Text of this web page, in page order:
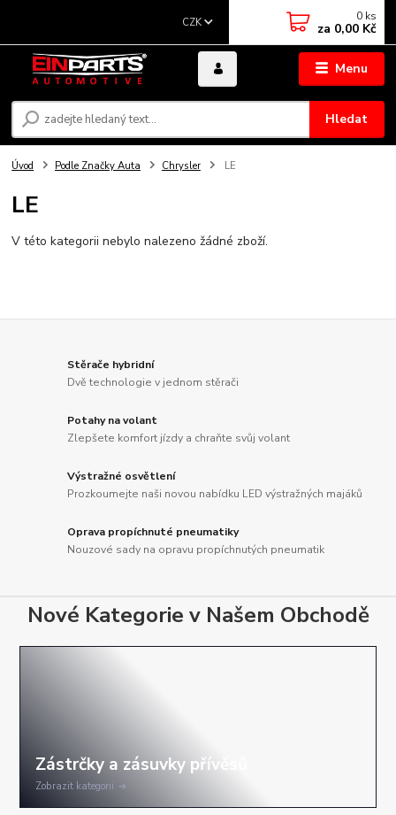
Menu
CZK
Hledat
0 ks
za 0,00 Kč
Úvod Podle Značky Auta Chrysler LE
LE
V této kategorii nebylo nalezeno žádné zboží.
Stěrače hybridní
Dvě technologie v jednom stěrači
Potahy na volant
Zlepšete komfort jízdy a chraňte svůj volant
Výstražné osvětlení
Prozkoumejte naši novou nabídku LED výstražných majáků
Oprava propíchnuté pneumatiky
Nouzové sady na opravu propíchnutých pneumatik
Nové Kategorie v Našem Obchodě
Zobrazit kategorii